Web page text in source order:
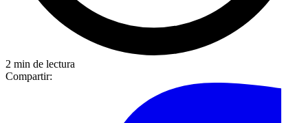
2 min de lectura
Compartir: